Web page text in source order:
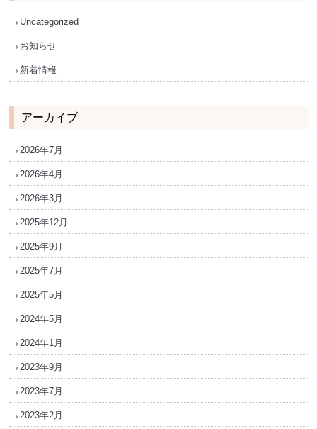
Uncategorized
お知らせ
新着情報
アーカイブ
2026年7月
2026年4月
2026年3月
2025年12月
2025年9月
2025年7月
2025年5月
2024年5月
2024年1月
2023年9月
2023年7月
2023年2月